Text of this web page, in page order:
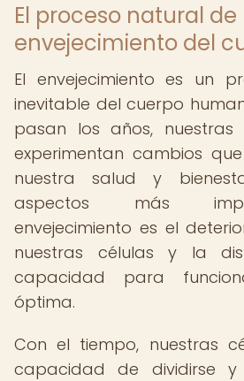
El proceso natural de
envejecimiento del
El envejecimiento es un
inevitable del cuerpo
pasan los años, nuestras
experimentan cambios
nuestra salud y
aspectos más
envejecimiento es el
nuestras células y la
capacidad para
óptima.
Con el tiempo, nuestras
capacidad de dividirse y